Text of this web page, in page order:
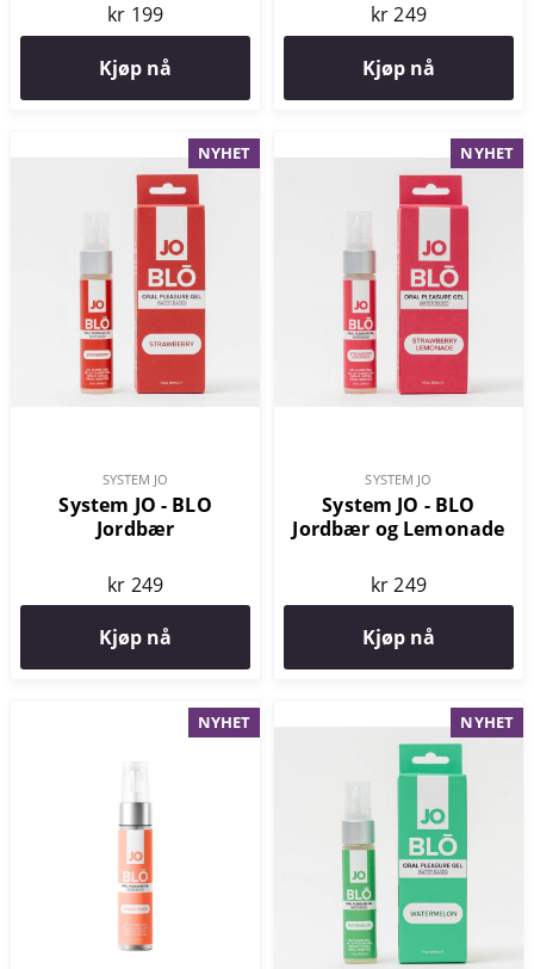
kr 199
Kjøp nå
kr 249
Kjøp nå
NYHET
SYSTEM JO
System JO - BLO
Jordbær
kr 249
Kjøp nå
NYHET
SYSTEM JO
System JO - BLO
Jordbær og Lemonade
kr 249
Kjøp nå
NYHET NYHET